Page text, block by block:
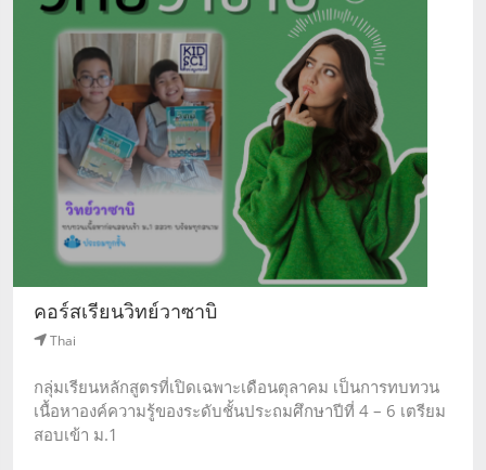
คอร์สเรียนวิทย์วาซาบิ
Thai
กลุ่มเรียนหลักสูตรที่เปิดเฉพาะเดือนตุลาคม เป็นการทบทวน
เนื้อหาองค์ความรู้ของระดับชั้นประถมศึกษาปีที่ 4 – 6 เตรียม
สอบเข้า ม.1